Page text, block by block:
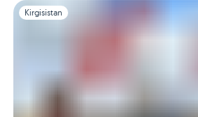
Folie 1 von 1
Kirgisistan